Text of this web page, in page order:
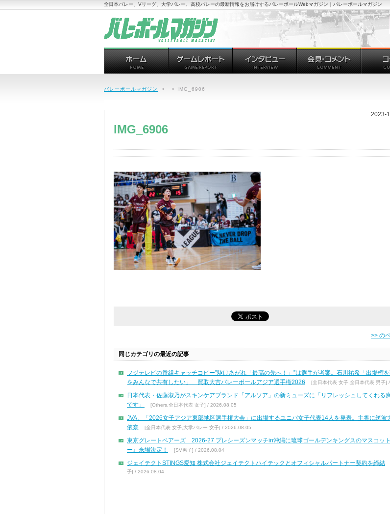
全日本バレー、Vリーグ、大学バレー、高校バレーの最新情報をお届けするバレーボールWebマガジン｜バレーボールマガジン
バレーボールマガジン > > IMG_6906
2023-
IMG_6906
>> の
同じカテゴリの最近の記事
フジテレビの番組キャッチコピー”駆けあがれ「最高の先へ！」”は選手が考案。石川祐希「出場権
をみんなで共有したい」 買取大吉バレーボールアジア選手権2026
[全日本代表 女子,全日本代表 男子]
日本代表・佐藤淑乃がスキンケアブランド「アルソア」の新ミューズに「リフレッシュしてくれる
です」
[Others,全日本代表 女子] / 2026.08.05
JVA、「2026女子アジア東部地区選手権大会」に出場するユニバ女子代表14人を発表。主将に筑波
依奈
[全日本代表 女子,大学バレー 女子] / 2026.08.05
東京グレートベアーズ 2026-27 プレシーズンマッチin沖縄に琉球ゴールデンキングスのマスコッ
ー』来場決定！
[SV男子] / 2026.08.04
ジェイテクトSTINGS愛知 株式会社ジェイテクトハイテックとオフィシャルパートナー契約を締結
子] / 2026.08.04